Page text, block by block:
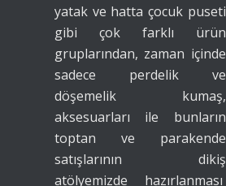
yatak ve hatta çocuk puseti
gibi çok farklı ürün
gruplarından, zaman içinde
sadece perdelik ve
döşemelik kumaş,
aksesuarları ile bunların
toptan ve parakende
satışlarının dikiş
atölyemizde hazırlanması